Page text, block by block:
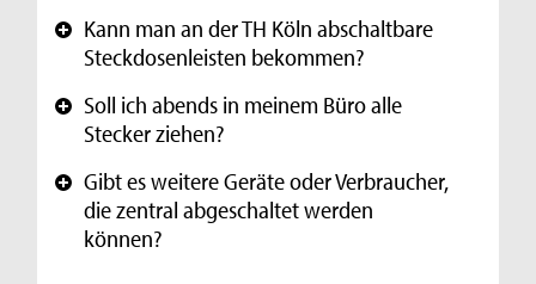
+ Kann man an der TH Köln abschaltbare
Steckdosenleisten bekommen?
+ Soll ich abends in meinem Büro alle
Stecker ziehen?
+ Gibt es weitere Geräte oder Verbraucher,
die zentral abgeschaltet werden
können?